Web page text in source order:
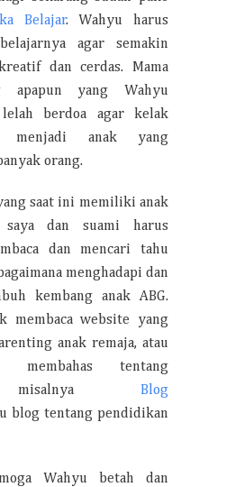
Belajar. Wahyu harus
agar semakin
dan cerdas. Mama
apapun yang Wahyu
berdoa agar kelak
menjadi anak yang
orang.
saat ini memiliki anak
saya dan suami harus
dan mencari tahu
menghadapi dan
kembang anak ABG.
membaca website yang
anak remaja, atau
membahas tentang
misalnya Blog
blog tentang pendidikan
Wahyu betah dan